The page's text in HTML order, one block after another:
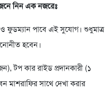
নিন এক নজরেঃ
ফুডম্যান পাবে এই সুযোগ। শুধুমাত্র
হবেন।
টপ কার রাইড প্রদানকারী (১
সাথে দেখা করার